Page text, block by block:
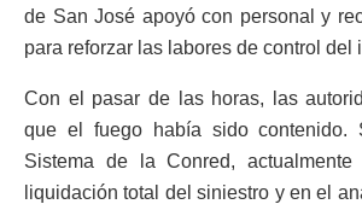
de San José apoyó con personal y
para reforzar las labores de control del
Con el pasar de las horas, las
que el fuego había sido contenido.
Sistema de la Conred,
liquidación total del siniestro y en el